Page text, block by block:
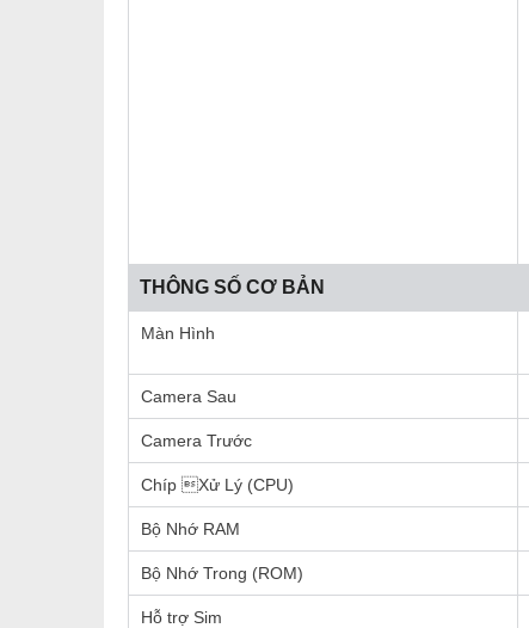
THÔNG SỐ CƠ BẢN
Màn Hình
Camera Sau
Camera Trước
Chíp Xử Lý (CPU)
Bộ Nhớ RAM
Bộ Nhớ Trong (ROM)
Hỗ trợ Sim